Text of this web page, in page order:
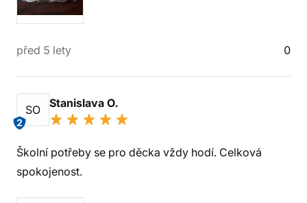
před 5 lety 0
SO
2
Stanislava O.
Školní potřeby se pro děcka vždy hodí. Celková
spokojenost.